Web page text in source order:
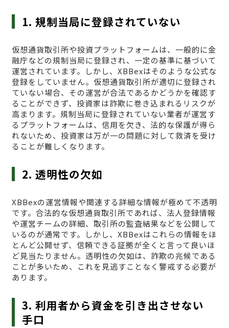
1. 規制当局に登録されていない
仮想通貨取引所や投資プラットフォームは、一般的に金
融庁などの規制当局に登録され、一定の基準に基づいて
運営されています。しかし、XBBexはそのような公式な
登録をしていません。仮想通貨取引所が適切に登録され
ていない場合、その運営が合法であるかどうかを確認す
ることができず、投資家は詐欺に巻き込まれるリスクが
高まります。規制当局に登録されていない業者が運営す
るプラットフォームは、信用を欠き、法的な保護が得ら
れないため、投資家は万が一の問題に対して救済を受け
ることが難しくなります。
2. 透明性の欠如
XBBexの運営情報や関連する詳細な情報が極めて不透明
です。合法的な仮想通貨取引所であれば、法人登録情報
や運営チームの詳細、取引所の監査結果などを公開して
いるのが通常です。しかし、XBBexはこれらの情報をほ
とんど公開せず、信頼できる証拠が全くと言って良いほ
ど見当たりません。透明性の欠如は、詐欺の兆候である
ことが多いため、これを見逃すことなく警戒する必要が
あります。
3. 利用者から資金を引き出させない
手口